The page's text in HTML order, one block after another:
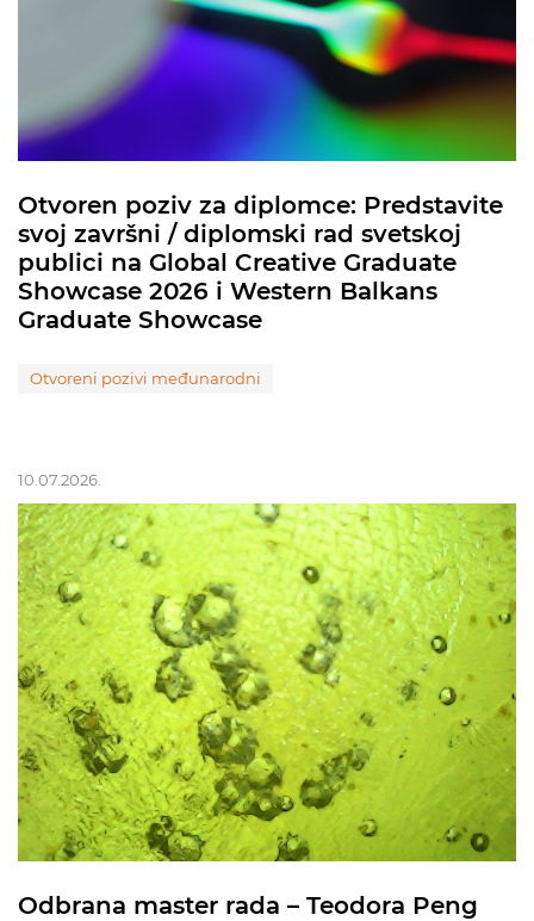
Otvoren poziv za diplomce: Predstavite
svoj završni / diplomski rad svetskoj
publici na Global Creative Graduate
Showcase 2026 i Western Balkans
Graduate Showcase
Otvoreni pozivi međunarodni
10.07.2026.
Odbrana master rada – Teodora Peng